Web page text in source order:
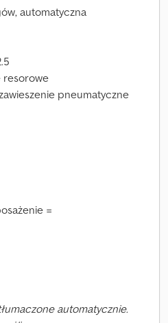
automatyczna
resorowe
pneumatyczne
=
automatycznie.